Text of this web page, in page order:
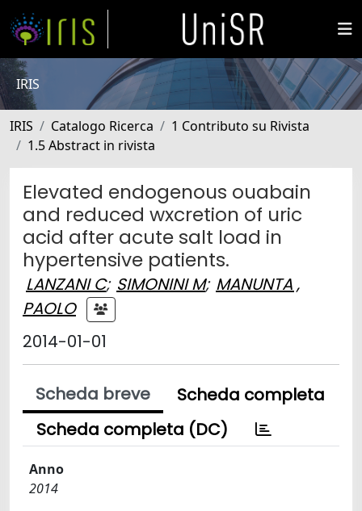
IRIS
IRIS Catalogo Ricerca
1 Contributo su Rivista
1.5 Abstract in rivista
Elevated endogenous ouabain
and reduced wxcretion of uric
acid after acute salt load in
hypertensive patients.
LANZANI C; SIMONINI M; MANUNTA ,
PAOLO
2014-01-01
Scheda breve
Scheda completa
Scheda completa (DC)
Anno
2014